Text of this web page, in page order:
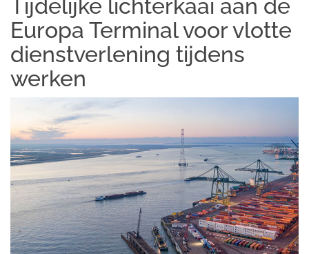
Tijdelijke lichterkaai aan de
Europa Terminal voor vlotte
dienstverlening tijdens
werken